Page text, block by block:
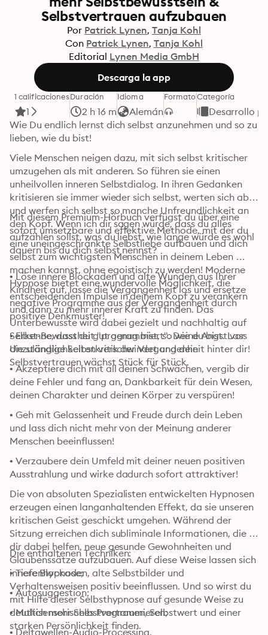
Selbstvertrauen aufzubauen
Por Patrick Lynen Tanja Kohl
Con Patrick Lynen Tanja Kohl
Editorial Lynen Media GmbH
Descarga la app
1 calificaciones
1
Duración
2 h 16 m
Idioma
Alemán
FormatoCategoría
Desarrollo
Wie Du endlich lernst dich selbst anzunehmen und so zu
lieben, wie du bist!
Viele Menschen neigen dazu, mit sich selbst kritischer
umzugehen als mit anderen. So führen sie einen
unheilvollen inneren Selbstdialog. In ihren Gedanken
kritisieren sie immer wieder sich selbst, werten sich ab,
und werfen sich selbst so manche Unfreundlichkeit an
den Kopf. Wenn ich dir sagen würde, dass du alles
aufzählen sollst, was du liebst, wie lange würde es wohl
dauern bis du dich selbst nennst?
Mit diesem Premium-Hörbuch verfügst du über eine
sofort umsetzbare und effektive Methode, mit der du
eine uneingeschränkte Selbstliebe aufbauen und dich
selbst zum wichtigsten Menschen in deinem Leben
machen kannst, ohne egoistisch zu werden! Moderne
Hypnose bietet eine wundervolle Möglichkeit, die
entscheidenden Impulse in deinem Kopf zu verankern
und dann zu mehr innerer Kraft zu finden. Das
Unterbewusste wird dabei gezielt und nachhaltig auf
Selbst-Bewusstheit "programmiert". Deine Angst vor
Unzulänglichkeiten verschwindet und dein
Selbstvertrauen wächst Stück für Stück.
• Löse innere Blockaden und alte Wunden aus Ihrer
Kindheit auf, lasse die Vergangenheit los und ersetze
negative Programme aus der Vergangenheit durch
positive Denkmuster!
• Erkenne, dass du gut genug bist, so wie du bist. Lass
die ständige Selbstkritik der Vergangenheit hinter dir!
• Akzeptiere dich mit all deinen Schwächen, vergib dir
deine Fehler und fang an, Dankbarkeit für dein Wesen,
deinen Charakter und deinen Körper zu verspüren!
• Geh mit Gelassenheit und Freude durch dein Leben
und lass dich nicht mehr von der Meinung anderer
Menschen beeinflussen!
• Verzaubere dein Umfeld mit deiner neuen positiven
Ausstrahlung und wirke dadurch sofort attraktiver!
Die von absoluten Spezialisten entwickelten Hypnosen
erzeugen einen langanhaltenden Effekt, da sie unseren
kritischen Geist geschickt umgehen. Während der
Sitzung erreichen dich subliminale Informationen, die
dir dabei helfen, neue gesunde Gewohnheiten und
Glaubenssätze aufzubauen. Auf diese Weise lassen sich
innere Blockaden, alte Selbstbilder und
Verhaltensweisen positiv beeinflussen. Und so wirst du
mit Hilfe dieser Selbsthypnose auf gesunde Weise zu
deutlich mehr Selbstvertrauen, Selbstwert und einer
starken Persönlichkeit finden.
Die enthaltenen Techniken:
• Tiefenhypnose;
• Autosuggestion;
• Multisensorisches Programmieren;
• Deltawellen-Audio-Processing.